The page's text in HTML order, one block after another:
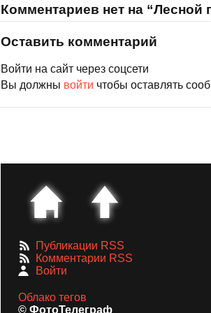
Комментариев нет на “Лесной
Оставить комментарий
Войти на сайт через соцсети
Вы должны войти чтобы оставлять
Публикации RSS
Комментарии RSS
Войти
Облако тегов
© ФотоТелеграф